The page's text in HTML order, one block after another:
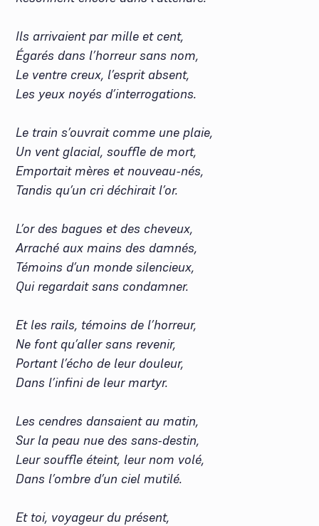
Ils arrivaient par mille et cent,
Égarés dans l’horreur sans nom,
Le ventre creux, l’esprit absent,
Les yeux noyés d’interrogations.
Le train s’ouvrait comme une plaie,
Un vent glacial, souffle de mort,
Emportait mères et nouveau-nés,
Tandis qu’un cri déchirait l’or.
L’or des bagues et des cheveux,
Arraché aux mains des damnés,
Témoins d’un monde silencieux,
Qui regardait sans condamner.
Et les rails, témoins de l’horreur,
Ne font qu’aller sans revenir,
Portant l’écho de leur douleur,
Dans l’infini de leur martyr.
Les cendres dansaient au matin,
Sur la peau nue des sans-destin,
Leur souffle éteint, leur nom volé,
Dans l’ombre d’un ciel mutilé.
Et toi, voyageur du présent,